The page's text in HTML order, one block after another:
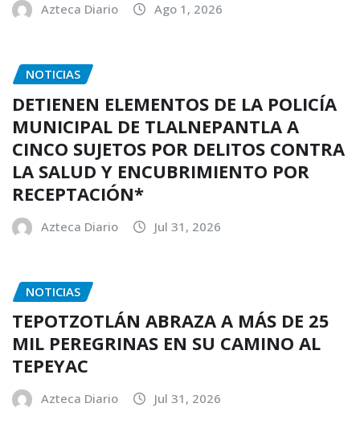
Azteca Diario Ago 1, 2026
NOTICIAS
DETIENEN ELEMENTOS DE LA POLICÍA
MUNICIPAL DE TLALNEPANTLA A
CINCO SUJETOS POR DELITOS CONTRA
LA SALUD Y ENCUBRIMIENTO POR
RECEPTACIÓN*
Azteca Diario Jul 31, 2026
NOTICIAS
TEPOTZOTLÁN ABRAZA A MÁS DE 25
MIL PEREGRINAS EN SU CAMINO AL
TEPEYAC
Azteca Diario Jul 31, 2026